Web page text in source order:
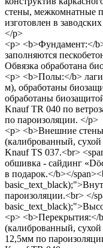
стены, межкомнатные
изготовлен в
</p>
<p> <b>Фундамент:</
заполняются
Обвязка обработана
<p> <b>Полы:</b>
м), обработаны
обработаны
Knauf TR 040 по
по пароизоляции. </p>
<p> <b>Внешние
(калиброванный,
Knauf TS 037.<br>
обшивка - сайдинг
в подарок.</b></
пароизоляции.<br> </
<p> <b>Перекрытия:</
(калиброванный,
12,5мм по